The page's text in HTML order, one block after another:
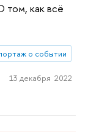
том, как всё
о событии
13 декабря 2022